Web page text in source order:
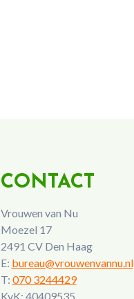
CONTACT
Vrouwen van Nu
Moezel 17
2491 CV Den Haag
E: bureau@vrouwenvannu.nl
T: 070 3244429
KvK: 40409535